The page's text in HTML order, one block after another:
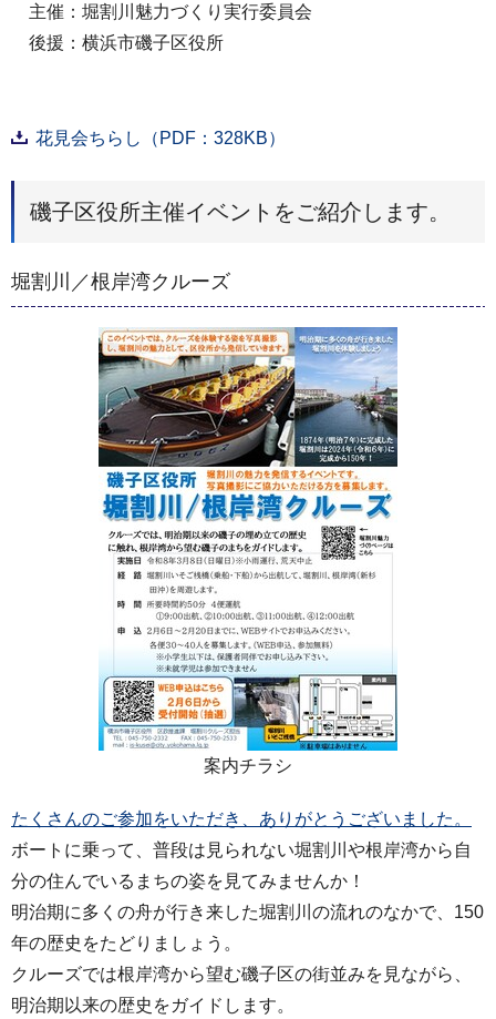
主催：堀割川魅力づくり実行委員会
後援：横浜市磯子区役所
花見会ちらし（PDF：328KB）
磯子区役所主催イベントをご紹介します。
堀割川／根岸湾クルーズ
案内チラシ
たくさんのご参加をいただき、ありがとうございました。
ボートに乗って、普段は見られない堀割川や根岸湾から自
分の住んでいるまちの姿を見てみませんか！
明治期に多くの舟が行き来した堀割川の流れのなかで、150
年の歴史をたどりましょう。
クルーズでは根岸湾から望む磯子区の街並みを見ながら、
明治期以来の歴史をガイドします。